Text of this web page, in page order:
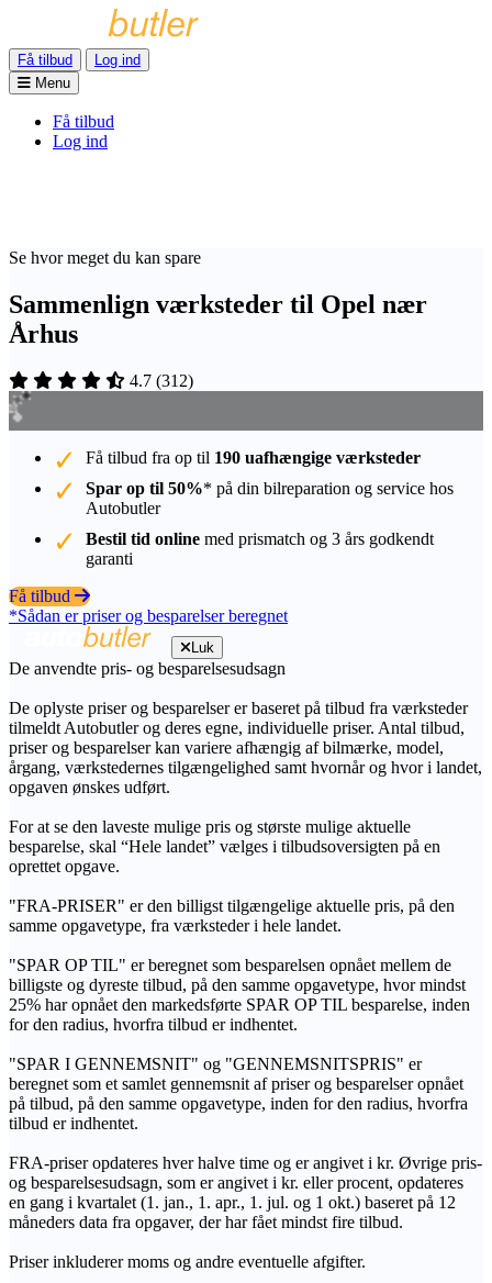
Få tilbud
Log ind
Menu
Få tilbud
Log ind
Se hvor meget du kan spare
Sammenlign værksteder til Opel nær
Århus
4.7 (312)
Få tilbud fra op til 190 uafhængige værksteder
Spar op til 50%* på din bilreparation og service hos
Autobutler
Bestil tid online med prismatch og 3 års godkendt
garanti
Få tilbud
*Sådan er priser og besparelser beregnet
Luk
De anvendte pris- og besparelsesudsagn
De oplyste priser og besparelser er baseret på tilbud fra værksteder
tilmeldt Autobutler og deres egne, individuelle priser. Antal tilbud,
priser og besparelser kan variere afhængig af bilmærke, model,
årgang, værkstedernes tilgængelighed samt hvornår og hvor i landet,
opgaven ønskes udført.
For at se den laveste mulige pris og største mulige aktuelle
besparelse, skal “Hele landet” vælges i tilbudsoversigten på en
oprettet opgave.
"FRA-PRISER" er den billigst tilgængelige aktuelle pris, på den
samme opgavetype, fra værksteder i hele landet.
"SPAR OP TIL" er beregnet som besparelsen opnået mellem de
billigste og dyreste tilbud, på den samme opgavetype, hvor mindst
25% har opnået den markedsførte SPAR OP TIL besparelse, inden
for den radius, hvorfra tilbud er indhentet.
"SPAR I GENNEMSNIT" og "GENNEMSNITSPRIS" er
beregnet som et samlet gennemsnit af priser og besparelser opnået
på tilbud, på den samme opgavetype, inden for den radius, hvorfra
tilbud er indhentet.
FRA-priser opdateres hver halve time og er angivet i kr. Øvrige pris-
og besparelsesudsagn, som er angivet i kr. eller procent, opdateres
en gang i kvartalet (1. jan., 1. apr., 1. jul. og 1 okt.) baseret på 12
måneders data fra opgaver, der har fået mindst fire tilbud.
Priser inkluderer moms og andre eventuelle afgifter.